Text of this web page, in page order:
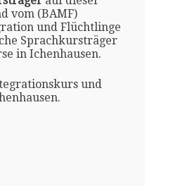
vom (BAMF)
und Flüchtlinge
Sprachkursträger
in Ichenhausen.
und